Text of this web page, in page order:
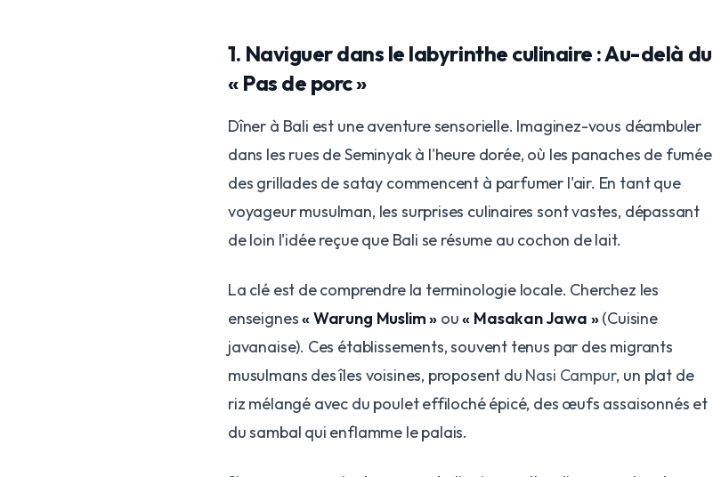
1. Naviguer dans le labyrinthe culinaire : Au-delà du
« Pas de porc »
Dîner à Bali est une aventure sensorielle. Imaginez-vous déambuler
dans les rues de Seminyak à l'heure dorée, où les panaches de fumée
des grillades de satay commencent à parfumer l'air. En tant que
voyageur musulman, les surprises culinaires sont vastes, dépassant
de loin l'idée reçue que Bali se résume au cochon de lait.
La clé est de comprendre la terminologie locale. Cherchez les
enseignes« Warung Muslim » ou« Masakan Jawa »(Cuisine
javanaise). Ces établissements, souvent tenus par des migrants
musulmans des îles voisines, proposent du Nasi Campur, un plat de
riz mélangé avec du poulet effiloché épicé, des œufs assaisonnés et
du sambal qui enflamme le palais.